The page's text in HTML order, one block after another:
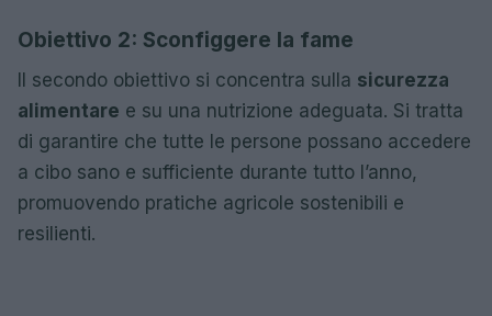
Obiettivo 2: Sconfiggere la fame
Il secondo obiettivo si concentra sulla sicurezza
alimentare e su una nutrizione adeguata. Si tratta
di garantire che tutte le persone possano accedere
a cibo sano e sufficiente durante tutto l’anno,
promuovendo pratiche agricole sostenibili e
resilienti.